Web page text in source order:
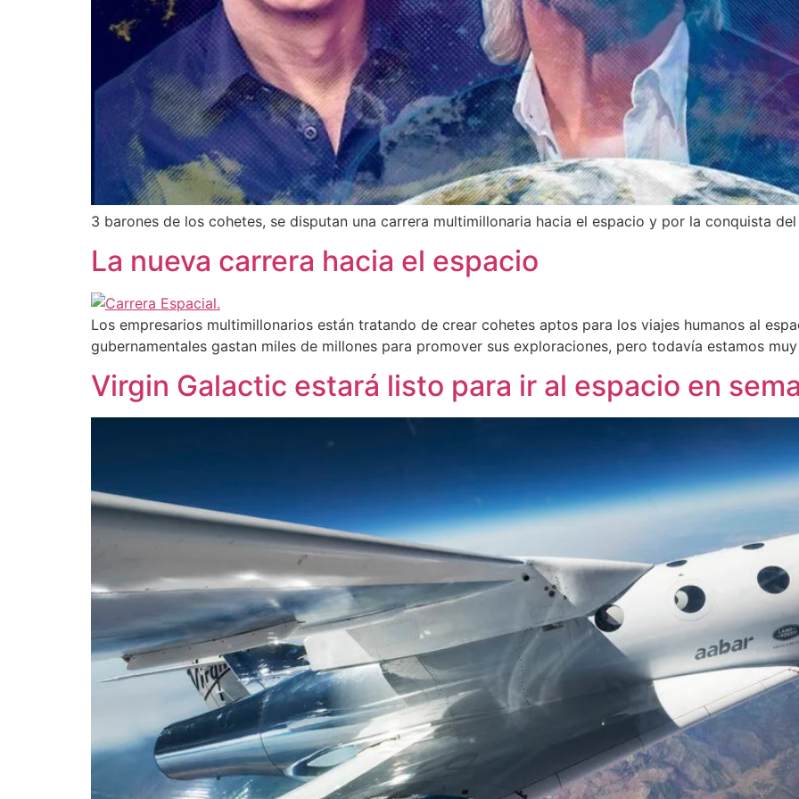
3 barones de los cohetes, se disputan una carrera multimillonaria hacia el espacio y por la conquista
La nueva carrera hacia el espacio
Los empresarios multimillonarios están tratando de crear cohetes aptos para los viajes humanos al
gubernamentales gastan miles de millones para promover sus exploraciones, pero todavía estamos
Virgin Galactic estará listo para ir al espacio en